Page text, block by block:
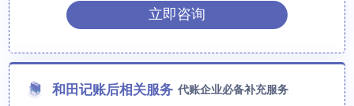
立即咨询
和田记账后相关服务 代账企业必备补充服务